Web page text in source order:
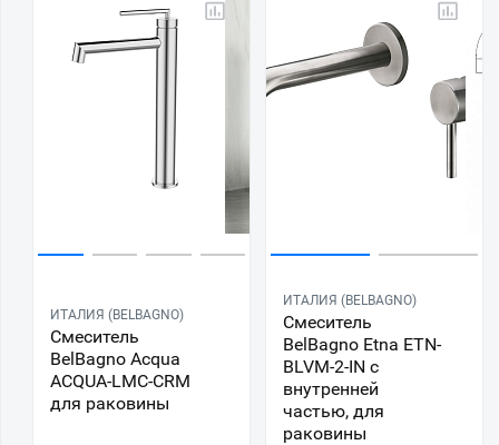
ИТАЛИЯ (BELBAGNO)
Смеситель
BelBagno Acqua
ACQUA-LMC-CRM
для раковины
ИТАЛИЯ (BELBAGNO)
Смеситель
BelBagno Etna ETN-
BLVM-2-IN с
внутренней
частью, для
раковины